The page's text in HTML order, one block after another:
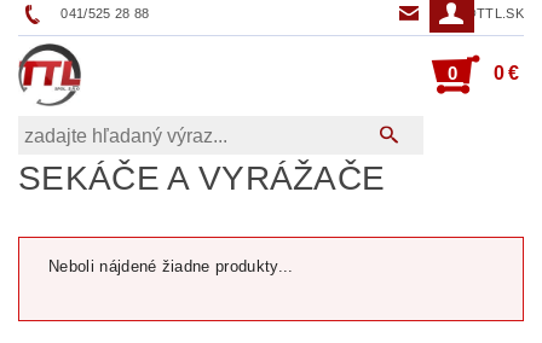
041/525 28 88 TTL@TTL.SK
0 0 €
SEKÁČE A VYRÁŽAČE
Neboli nájdené žiadne produkty...